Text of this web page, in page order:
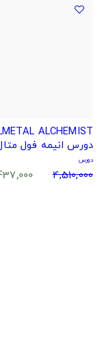
ALCHEMIST
دورس انیمه فول
دورس
4,510,000